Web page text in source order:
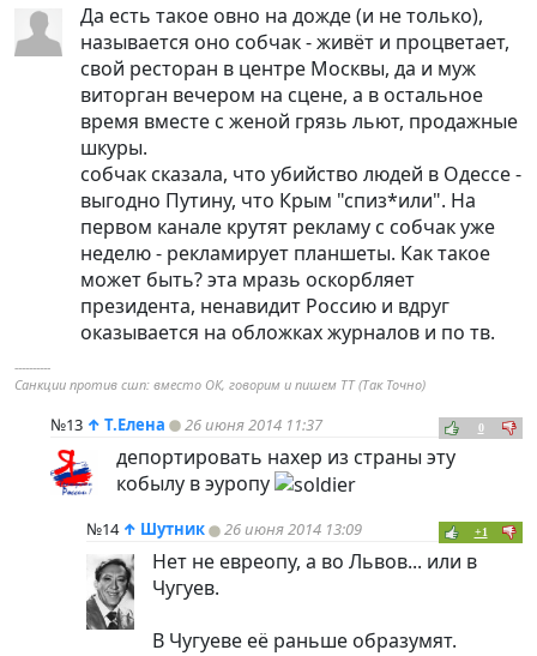
Да есть такое овно на дожде (и не только),
называется оно собчак - живёт и процветает,
свой ресторан в центре Москвы, да и муж
виторган вечером на сцене, а в остальное
время вместе с женой грязь льют, продажные
шкуры.
собчак сказала, что убийство людей в Одессе -
выгодно Путину, что Крым "спиз*или". На
первом канале крутят рекламу с собчак уже
неделю - рекламирует планшеты. Как такое
может быть? эта мразь оскорбляет
президента, ненавидит Россию и вдруг
оказывается на обложках журналов и по тв.
----------
Санкции против сшп: вместо ОК, говорим и пишем ТТ (Так Точно)
№13 ↑ Т.Елена 26 июня 2014 11:37 0
депортировать нахер из страны эту
кобылу в эуропу
№14 ↑ Шутник 26 июня 2014 13:09 +1
Нет не евреопу, а во Львов... или в
Чугуев.
В Чугуеве её раньше образумят.